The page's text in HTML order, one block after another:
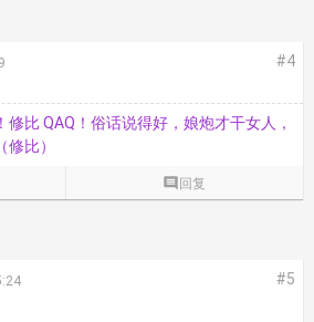
#4
比 QAQ！俗话说得好，娘炮才干女人，
比）
 回复
#5